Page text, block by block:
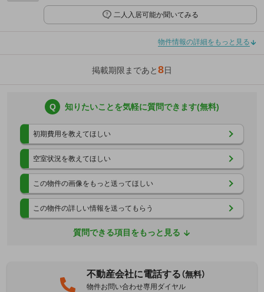
二人入居可能か聞いてみる
物件情報の詳細をもっと見る
掲載期限まであと8日
Q 知りたいことを気軽に質問できます(無料)
初期費用を教えてほしい
空室状況を教えてほしい
この物件の画像をもっと送ってほしい
この物件の詳しい情報を送ってもらう
質問できる項目をもっと見る
不動産会社に電話する（無料）
物件お問い合わせ専用ダイヤル